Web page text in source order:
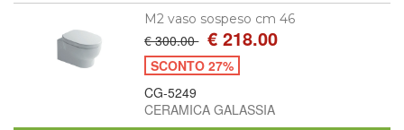
M2 vaso sospeso cm 46
€ 300.00 € 218.00
SCONTO 27%
CG-5249
CERAMICA GALASSIA